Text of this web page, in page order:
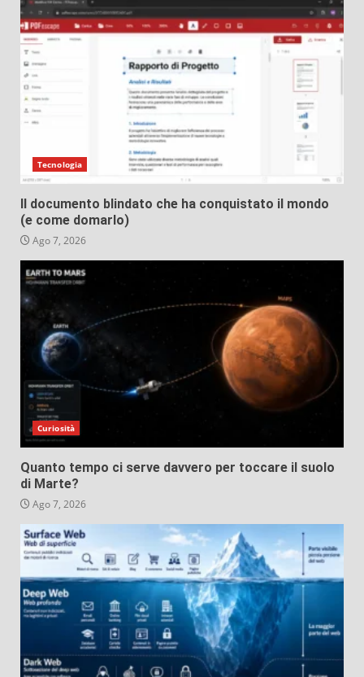
Tecnologia
Il documento blindato che ha conquistato il mondo
(e come domarlo)
Ago 7, 2026
Curiosità
Quanto tempo ci serve davvero per toccare il suolo
di Marte?
Ago 7, 2026